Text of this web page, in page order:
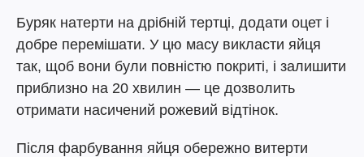
Буряк натерти на дрібній тертці, додати оцет і
добре перемішати. У цю масу викласти яйця
так, щоб вони були повністю покриті, і залишити
приблизно на 20 хвилин — це дозволить
отримати насичений рожевий відтінок.
Після фарбування яйця обережно витерти